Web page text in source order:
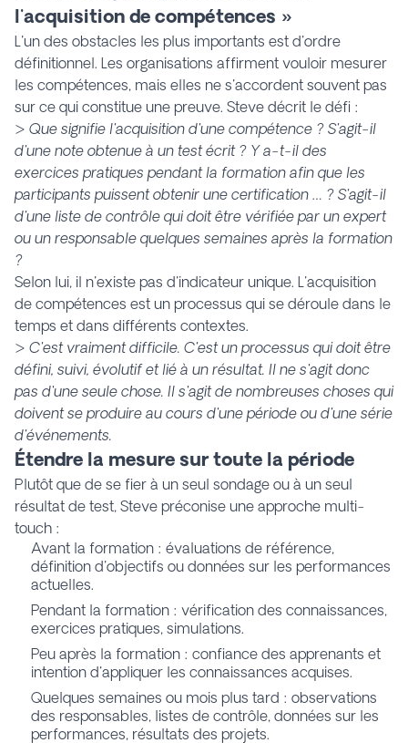
l'acquisition de compétences »
L'un des obstacles les plus importants est d'ordre
définitionnel. Les organisations affirment vouloir mesurer
les compétences, mais elles ne s'accordent souvent pas
sur ce qui constitue une preuve. Steve décrit le défi :
> Que signifie l'acquisition d'une compétence ? S'agit-il
d'une note obtenue à un test écrit ? Y a-t-il des
exercices pratiques pendant la formation afin que les
participants puissent obtenir une certification
? S'agit-il
d'une liste de contrôle qui doit être vérifiée par un expert
ou un responsable quelques semaines après la formation
?
Selon lui, il n'existe pas d'indicateur unique. L'acquisition
de compétences est un processus qui se déroule dans le
temps et dans différents contextes.
> C'est vraiment difficile. C'est un processus qui doit être
défini, suivi, évolutif et lié à un résultat. Il ne s'agit donc
pas d'une seule chose. Il s'agitde nombreuses choses qui
doivent se produire au cours d'une période ou d'une série
d'événements.
Étendre la mesure sur toute la période
Plutôt que de se fier à un seul sondage ou à un seul
résultat de test, Steve préconise une approche multi-
touch :
Avant la formation : évaluations de référence,
définition d'objectifs ou données sur les performances
actuelles.
Pendant la formation : vérification des connaissances,
exercices pratiques, simulations.
Peu après la formation : confiance des apprenants et
intention d'appliquer les connaissances acquises.
Quelques semaines ou mois plus tard : observations
des responsables, listes de contrôle, données sur les
performances, résultats des projets.